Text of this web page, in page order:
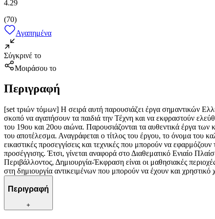
4.29
(70)
Αγαπημένα
Σύγκρινέ το
Μοιράσου το
Περιγραφή
[set τριών τόμων] Η σειρά αυτή παρουσιάζει έργα σημαντικών
σκοπό να αγαπήσουν τα παιδιά την Τέχνη και να εκφραστούν
του 19ου και 20ου αιώνα. Παρουσιάζονται τα αυθεντικά έργα
του αποτέλεσμα. Αναγράφεται ο τίτλος του έργου, το όνομα του
εικαστικές προσεγγίσεις και τεχνικές που μπορούν να
προσέγγισης. Έτσι, γίνεται αναφορά στο Διαθεματικό Ενιαίο
Περιβάλλοντος, Δημιουργία-Έκφραση είναι οι μαθησιακές
στη δημιουργία αντικειμένων που μπορούν να έχουν και
Περιγραφή
+